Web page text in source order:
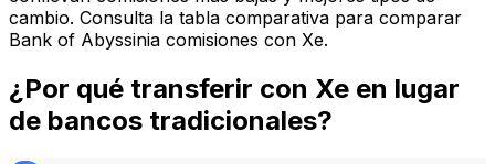
cambio. Consulta la tabla comparativa para comparar
Bank of Abyssinia comisiones con Xe.
¿Por qué transferir con Xe en lugar
de bancos tradicionales?